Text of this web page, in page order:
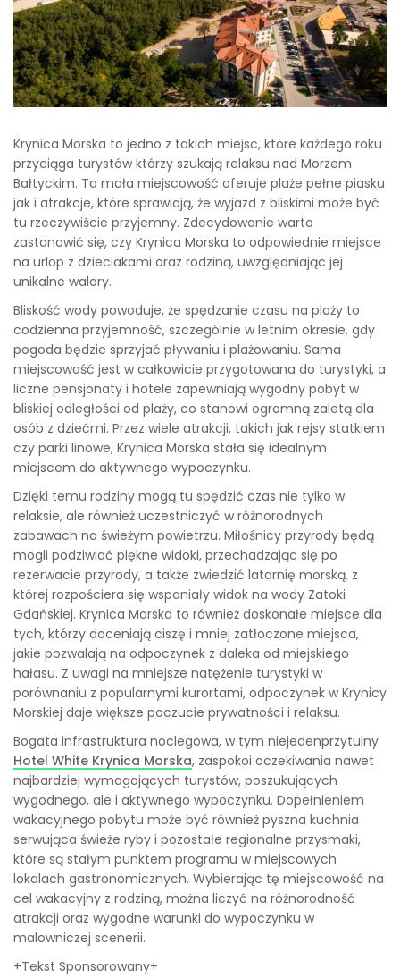
Krynica Morska to jedno z takich miejsc, które każdego roku
przyciąga turystów którzy szukają relaksu nad Morzem
Bałtyckim. Ta mała miejscowość oferuje plaże pełne piasku
jak i atrakcje, które sprawiają, że wyjazd z bliskimi może być
tu rzeczywiście przyjemny. Zdecydowanie warto
zastanowić się, czy Krynica Morska to odpowiednie miejsce
na urlop z dzieciakami oraz rodziną, uwzględniając jej
unikalne walory.
Bliskość wody powoduje, że spędzanie czasu na plaży to
codzienna przyjemność, szczególnie w letnim okresie, gdy
pogoda będzie sprzyjać pływaniu i plażowaniu. Sama
miejscowość jest w całkowicie przygotowana do turystyki, a
liczne pensjonaty i hotele zapewniają wygodny pobyt w
bliskiej odległości od plaży, co stanowi ogromną zaletą dla
osób z dziećmi. Przez wiele atrakcji, takich jak rejsy statkiem
czy parki linowe, Krynica Morska stała się idealnym
miejscem do aktywnego wypoczynku.
Dzięki temu rodziny mogą tu spędzić czas nie tylko w
relaksie, ale również uczestniczyć w różnorodnych
zabawach na świeżym powietrzu. Miłośnicy przyrody będą
mogli podziwiać piękne widoki, przechadzając się po
rezerwacie przyrody, a także zwiedzić latarnię morską, z
której rozpościera się wspaniały widok na wody Zatoki
Gdańskiej. Krynica Morska to również doskonałe miejsce dla
tych, którzy doceniają ciszę i mniej zatłoczone miejsca,
jakie pozwalają na odpoczynek z daleka od miejskiego
hałasu. Z uwagi na mniejsze natężenie turystyki w
porównaniu z popularnymi kurortami, odpoczynek w Krynicy
Morskiej daje większe poczucie prywatności i relaksu.
Bogata infrastruktura noclegowa, w tym niejedenprzytulny
Hotel White Krynica Morska, zaspokoi oczekiwania nawet
najbardziej wymagających turystów, poszukujących
wygodnego, ale i aktywnego wypoczynku. Dopełnieniem
wakacyjnego pobytu może być również pyszna kuchnia
serwująca świeże ryby i pozostałe regionalne przysmaki,
które są stałym punktem programu w miejscowych
lokalach gastronomicznych. Wybierając tę miejscowość na
cel wakacyjny z rodziną, można liczyć na różnorodność
atrakcji oraz wygodne warunki do wypoczynku w
malowniczej scenerii.
+Tekst Sponsorowany+